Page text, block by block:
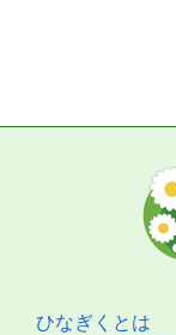
ひなぎくとは